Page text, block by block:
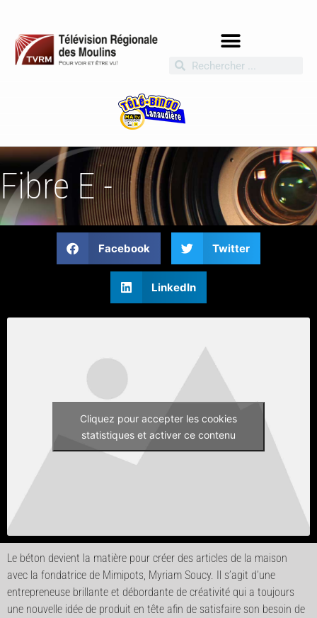
Fibre E -
Facebook Twitter
LinkedIn
Cliquez pour accepter les cookies
statistiques et activer ce contenu
Le béton devient la matière pour créer des articles de la maison
avec la fondatrice de Mimipots, Myriam Soucy. Il s’agit d’une
entrepreneuse brillante et débordante de créativité qui a toujours
une nouvelle idée de produit en tête afin de satisfaire son besoin de